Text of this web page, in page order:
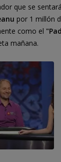
que se
por 1 millón
como el
mañana.